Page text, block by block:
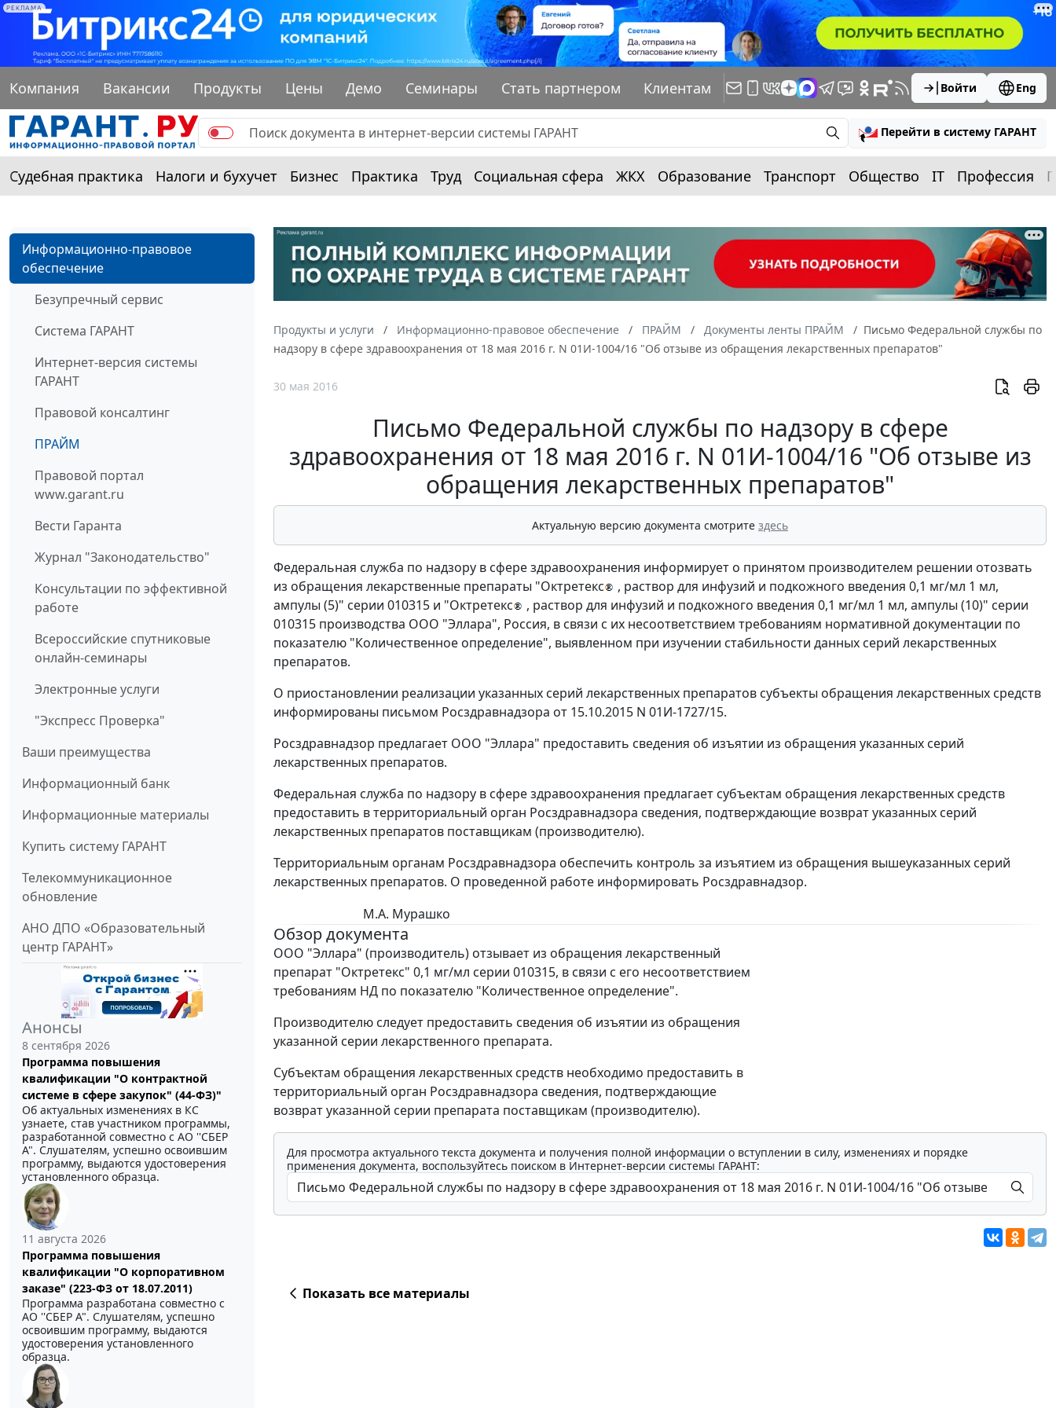
РЕКЛАМА
Компания Вакансии Продукты Цены Демо Семинары Стать партнером Клиентам Войти Eng
Перейти в систему ГАРАНТ
Судебная практика Налоги и бухучет Бизнес Практика Труд Социальная сфера ЖКХ Образование Транспорт Общество IT Профессия
Информационно-правовое
обеспечение
Безупречный сервис
Система ГАРАНТ
Интернет-версия системы
ГАРАНТ
Правовой консалтинг
ПРАЙМ
Правовой портал
www.garant.ru
Вести Гаранта
Журнал "Законодательство"
Консультации по эффективной
работе
Всероссийские спутниковые
онлайн-семинары
Электронные услуги
"Экспресс Проверка"
Ваши преимущества
Информационный банк
Информационные материалы
Купить систему ГАРАНТ
Телекоммуникационное
обновление
АНО ДПО «Образовательный
центр ГАРАНТ»
Анонсы
8 сентября 2026
Программа повышения
квалификации "О контрактной
системе в сфере закупок" (44-ФЗ)"
Об актуальных изменениях в КС
узнаете, став участником программы,
разработанной совместно с АО ''СБЕР
А". Слушателям, успешно освоившим
программу, выдаются удостоверения
установленного образца.
11 августа 2026
Программа повышения
квалификации "О корпоративном
заказе" (223-ФЗ от 18.07.2011)
Программа разработана совместно с
АО ''СБЕР А". Слушателям, успешно
освоившим программу, выдаются
удостоверения установленного
образца.
Продукты и услуги Информационно-правовое обеспечение ПРАЙМ Документы ленты ПРАЙМ
Письмо Федеральной службы по
надзору в сфере здравоохранения от 18 мая 2016 г. N 01И-1004/16 "Об отзыве из обращения лекарственных препаратов"
30 мая 2016
Письмо Федеральной службы по надзору в сфере
здравоохранения от 18 мая 2016 г. N 01И-1004/16 "Об отзыве из
обращения лекарственных препаратов"
Актуальную версию документа смотрите здесь
Федеральная служба по надзору в сфере здравоохранения информирует о принятом производителем решении отозвать
из обращения лекарственные препараты "Октретекс
, раствор для инфузий и подкожного введения 0,1 мг/мл 1 мл,
ампулы (5)" серии 010315 и "Октретекс
, раствор для инфузий и подкожного введения 0,1 мг/мл 1 мл, ампулы (10)" серии
010315 производства ООО "Эллара", Россия, в связи с их несоответствием требованиям нормативной документации по
показателю "Количественное определение", выявленном при изучении стабильности данных серий лекарственных
препаратов.
О приостановлении реализации указанных серий лекарственных препаратов субъекты обращения лекарственных средств
информированы письмом Росздравнадзора от 15.10.2015 N 01И-1727/15.
Росздравнадзор предлагает ООО "Эллара" предоставить сведения об изъятии из обращения указанных серий
лекарственных препаратов.
Федеральная служба по надзору в сфере здравоохранения предлагает субъектам обращения лекарственных средств
предоставить в территориальный орган Росздравнадзора сведения, подтверждающие возврат указанных серий
лекарственных препаратов поставщикам (производителю).
Территориальным органам Росздравнадзора обеспечить контроль за изъятием из обращения вышеуказанных серий
лекарственных препаратов. О проведенной работе информировать Росздравнадзор.
М.А. Мурашко
Обзор документа
ООО "Эллара" (производитель) отзывает из обращения лекарственный
препарат "Октретекс" 0,1 мг/мл серии 010315, в связи с его несоответствием
требованиям НД по показателю "Количественное определение".
Производителю следует предоставить сведения об изъятии из обращения
указанной серии лекарственного препарата.
Субъектам обращения лекарственных средств необходимо предоставить в
территориальный орган Росздравнадзора сведения, подтверждающие
возврат указанной серии препарата поставщикам (производителю).
Для просмотра актуального текста документа и получения полной информации о вступлении в силу, изменениях и порядке
применения документа, воспользуйтесь поиском в Интернет-версии системы ГАРАНТ:
Показать все материалы